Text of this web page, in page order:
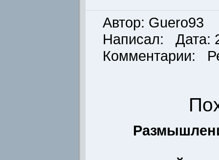
Автор: Guero93
Написал: Дата:
Комментарии: